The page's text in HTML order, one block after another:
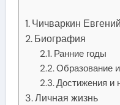
Чичваркин Евгений
Биография
Ранние годы
Образование
Достижения и
Личная жизнь